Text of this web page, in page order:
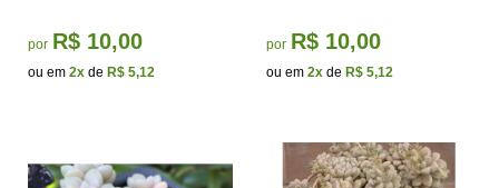
por R$ 10,00
ou em 2x de R$ 5,12
por R$ 10,00
ou em 2x de R$ 5,12